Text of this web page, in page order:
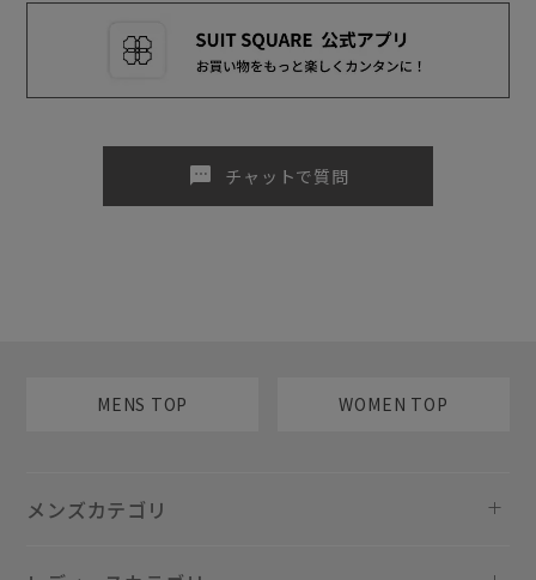
sms チャットで質問
MENS TOP WOMEN TOP
メンズカテゴリ